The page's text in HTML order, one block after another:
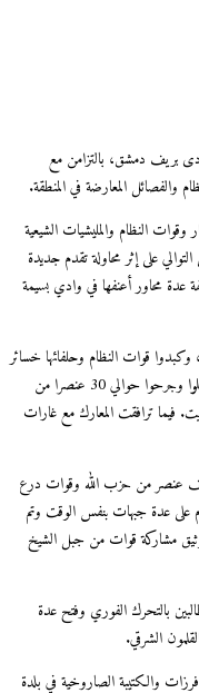
بريف دمشق، بالتزامن مع
المعارضة في المنطقة.
النظام والمليشيات الشيعية
على إثر محاولة تقدم جديدة
محاور أعنفها في وادي بسيمة
قوات النظام وحلفائها خسائر
فادحة وتمكنوا من إعطاب ثلاث دبابات وعربة شيلكا وقتلوا وجرحوا حوالي 30 عنصرا من
فيما ترافقت المعارك مع غارات
عنصر من حزب الله وقوات درع
على عدة جبهات بنفس الوقت وتم
مشاركة قوات من جبل الشيخ
بالتحرك الفوري وفتح عدة
الشرقي.
والكتيبة الصاروخية في بلدة